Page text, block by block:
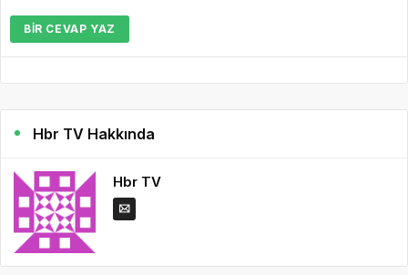
BIR CEVAP YAZ
Hbr TV Hakkında
Hbr TV